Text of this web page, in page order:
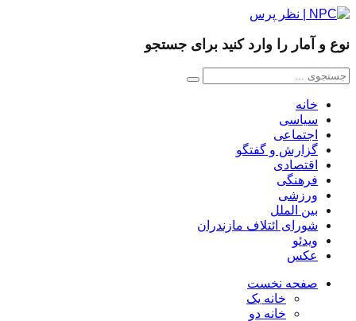
نوع و آمار را وارد کنید برای جستجو
خانه
سیاسی
اجتماعی
گزارش و گفتگو
اقتصادی
فرهنگی
ورزشی
بین الملل
شورای ائتلاف مازندران
ویدئو
عکس
صفحه نخست
خانه یک
خانه دو